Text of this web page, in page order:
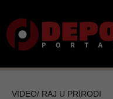
VIDEO/ RAJ U PRIRODI